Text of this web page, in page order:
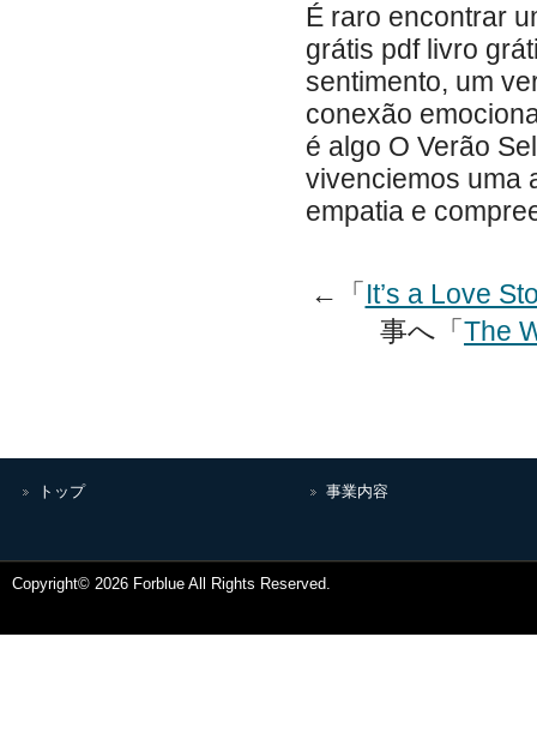
É raro encontrar
grátis pdf livro
sentimento, um
conexão
é algo O Verão
vivenciemos uma
empatia e
←「It’s a Love
事へ「The
トップ 事業内容
Copyright© 2026 Forblue All Rights Reserved.